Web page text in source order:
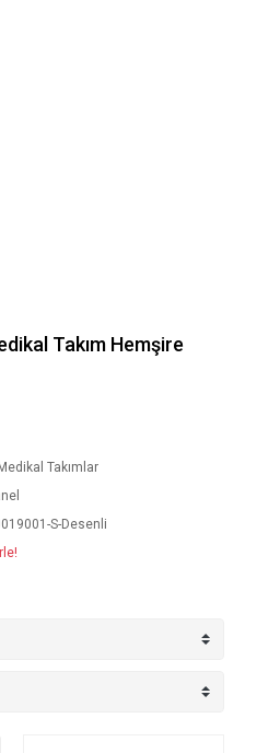
Takım Hemşire
Takımlar
S-Desenli